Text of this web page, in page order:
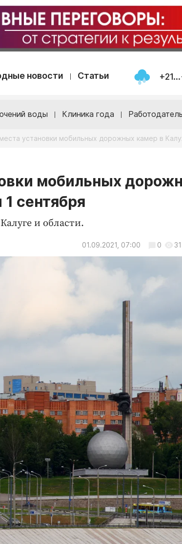
новости Статьи
воды Клиника года
установки мобильных дорожных камер в
мобильных
сентября
и области.
01.09.2021, 07:00 0